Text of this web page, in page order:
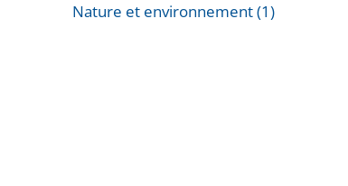
Nature et environnement (1)